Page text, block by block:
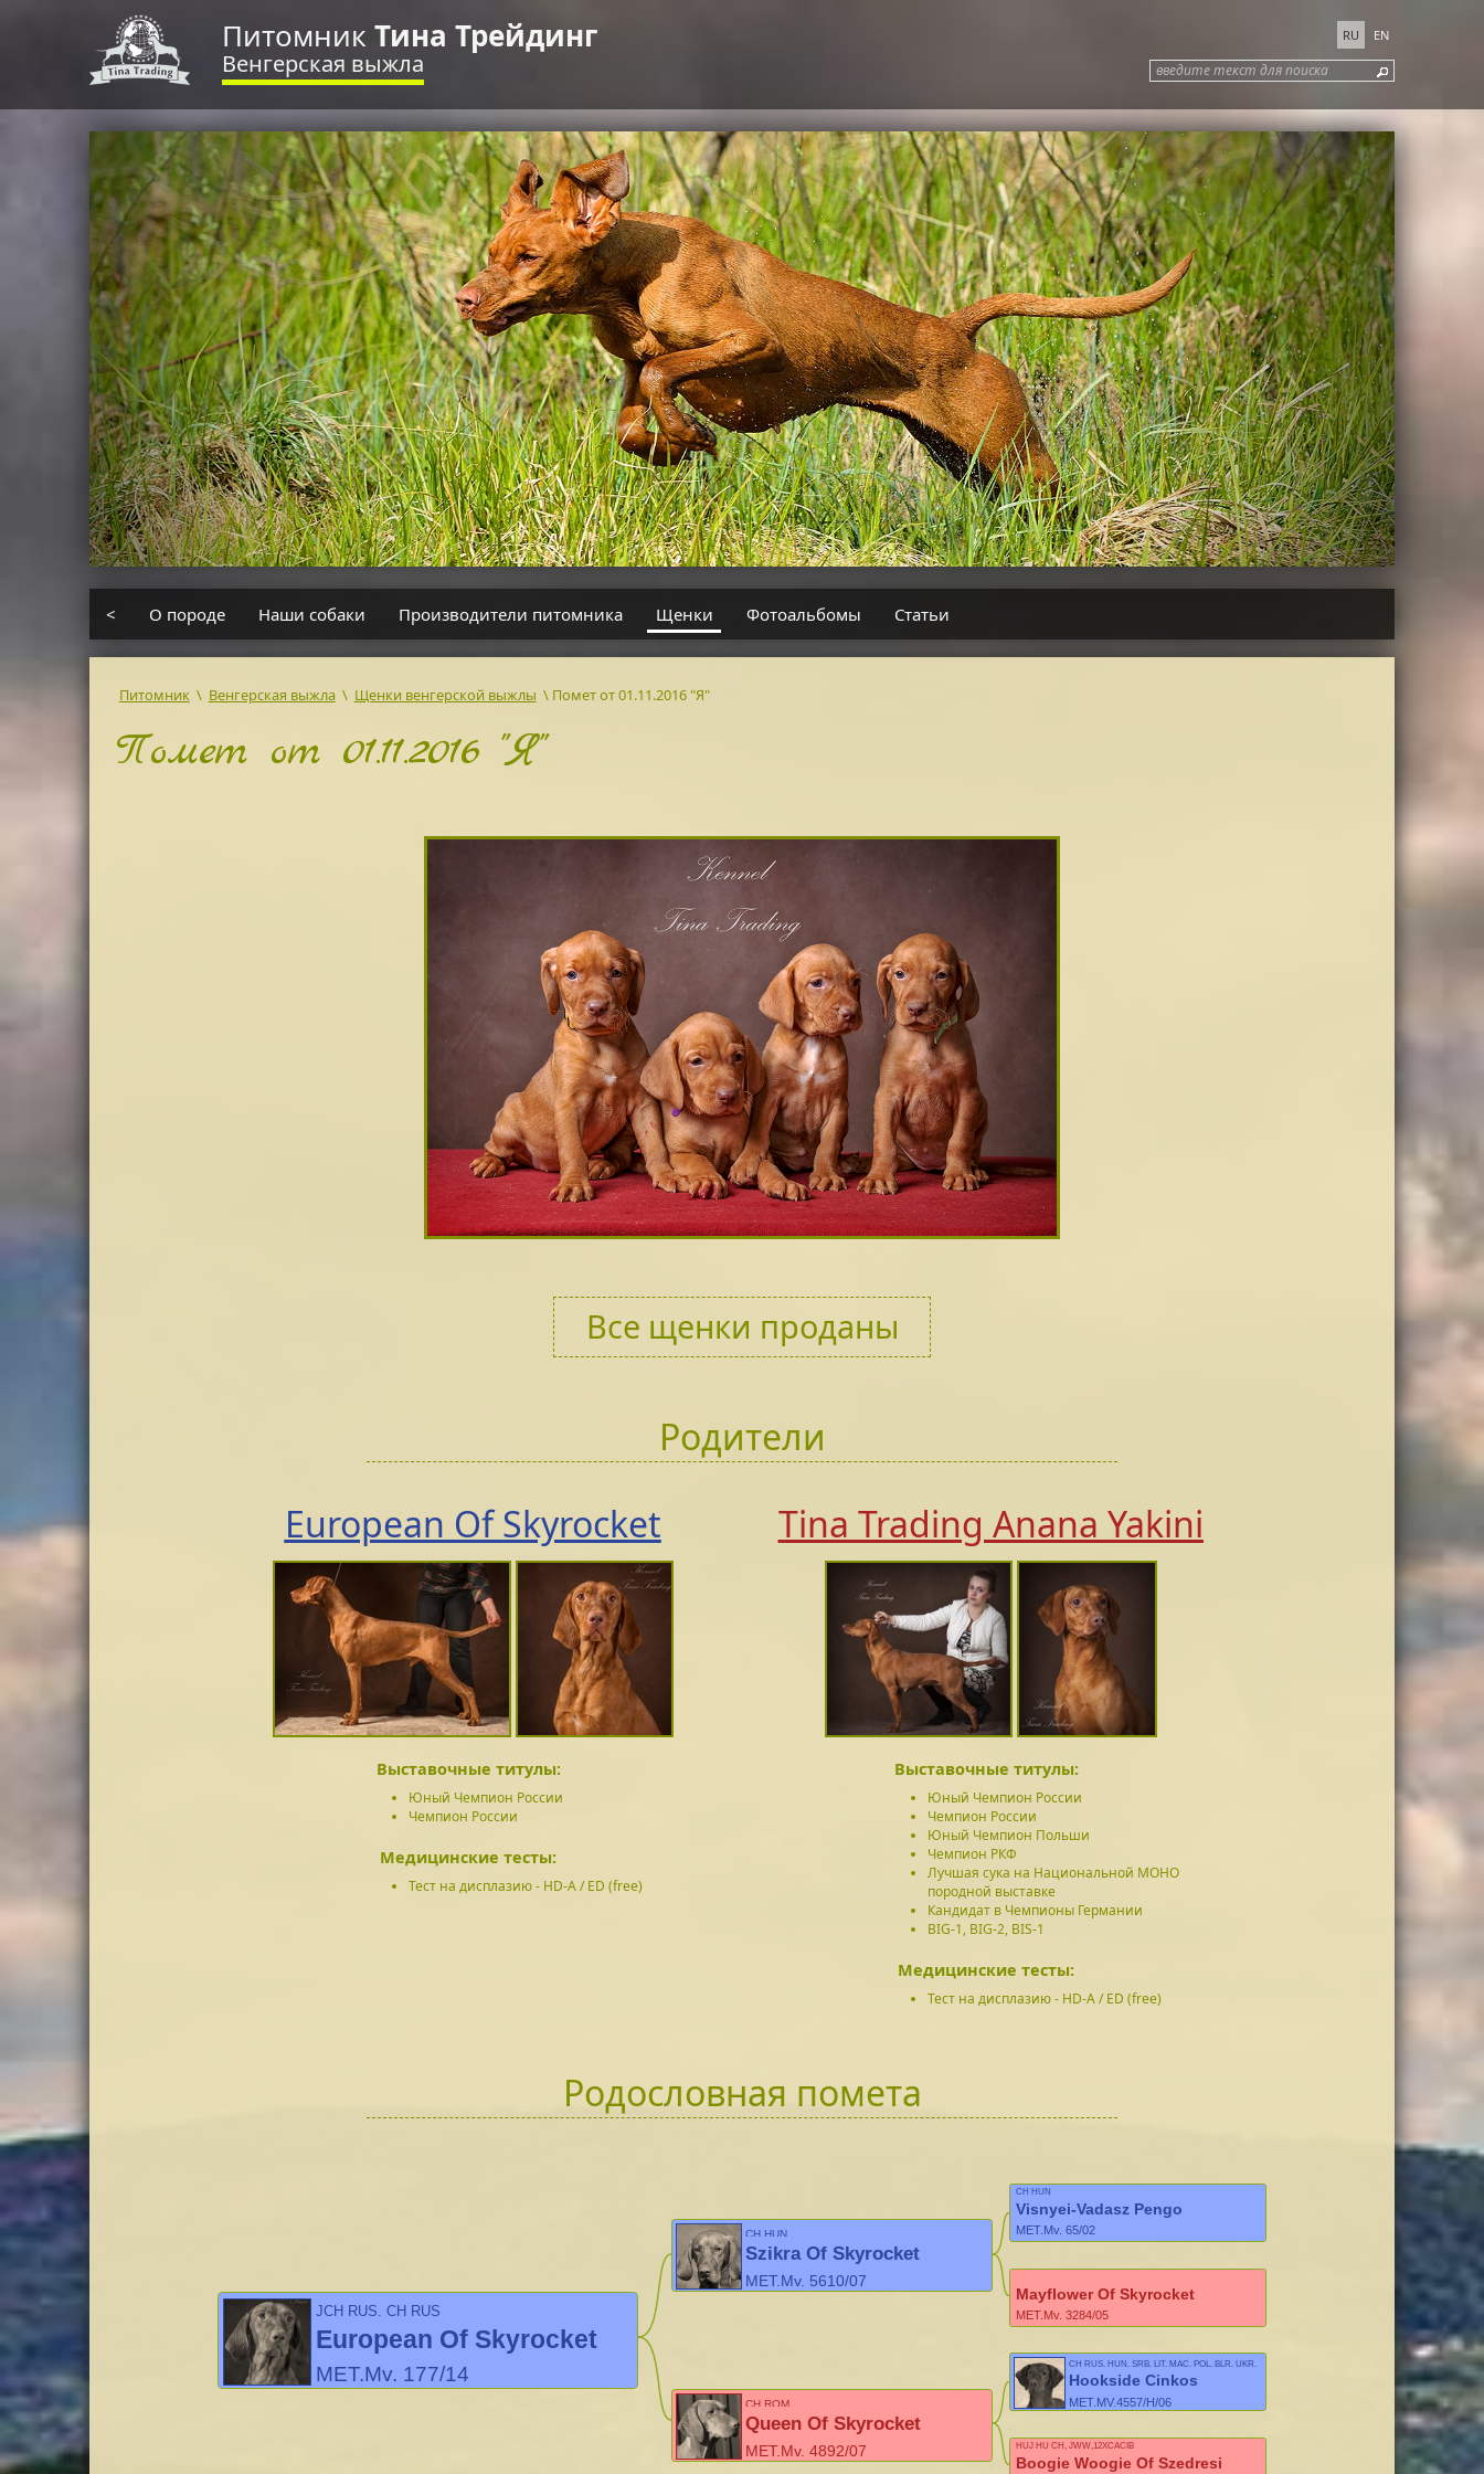
Питомник Тина Трейдинг
Венгерская выжла
RU EN
введите текст для поиска
< О породе Наши собаки Производители питомника Щенки Фотоальбомы Статьи
Питомник \ Венгерская выжла \ Щенки венгерской выжлы \ Помет от 01.11.2016 "Я"
Помет от 01.11.2016 "Я"
Все щенки проданы
Родители
European Of Skyrocket
Выставочные титулы:
Юный Чемпион России
Чемпион России
Медицинские тесты:
Тест на дисплазию - HD-A / ED (free)
Tina Trading Anana Yakini
Выставочные титулы:
Юный Чемпион России
Чемпион России
Юный Чемпион Польши
Чемпион РКФ
Лучшая сука на Национальной МОНО
породной выставке
Кандидат в Чемпионы Германии
BIG-1, BIG-2, BIS-1
Медицинские тесты:
Тест на дисплазию - HD-A / ED (free)
Родословная помета
JCH RUS, CH RUS
European Of Skyrocket
MET.Mv. 177/14
CH HUN
Szikra Of Skyrocket
MET.Mv. 5610/07
CH HUN
Visnyei-Vadasz Pengo
MET.Mv. 65/02
Mayflower Of Skyrocket
MET.Mv. 3284/05
CH ROM
Queen Of Skyrocket
MET.Mv. 4892/07
CH RUS, HUN, SRB, LIT, MAC, POL, BLR, UKR,
MONT
Hookside Cinkos
MET.MV.4557/H/06
HUJ HU CH, JWW,12XCACIB
Boogie Woogie Of Szedresi